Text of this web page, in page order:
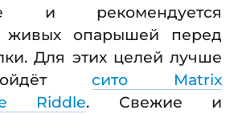
и рекомендуется
живых опарышей перед
Для этих целей лучше
сито Matrix
Riddle. Свежие и